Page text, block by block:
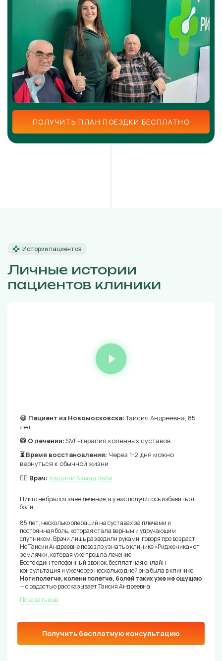
ПОЛУЧИТЬ ПЛАН ПОЕЗДКИ БЕСПЛАТНО
Истории пациентов
Личные истории
пациентов клиники
😷 Пациент из Новомосковска:Таисия Андреевна, 85
лет
🥼 О лечении: SVF-терапия коленных суставов
⏳ Время восстановления: Через 1-2 дня можно
вернуться к обычной жизни
👨‍⚕️ Врач: Хашими Ахмад Заби
Никто не брался за её лечение, а у нас получилось избавить от
боли
85 лет, несколько операций на суставах за плечами и
постоянная боль, которая стала верным и удручающим
спутником. Врачи лишь разводили руками, говоря про возраст.
Но Таисии Андреевне повезло узнать о клинике «Ридженика» от
землячки, которая уже прошла лечение.
Всего один телефонный звонок, бесплатная онлайн-
консультация и уже через несколько дней она была в клинике.
Ноги полегче, колени полегче, болей таких уже не ощущаю
— с радостью рассказывает Таисия Андреевна.
Показать еще
Получить бесплатную консультацию